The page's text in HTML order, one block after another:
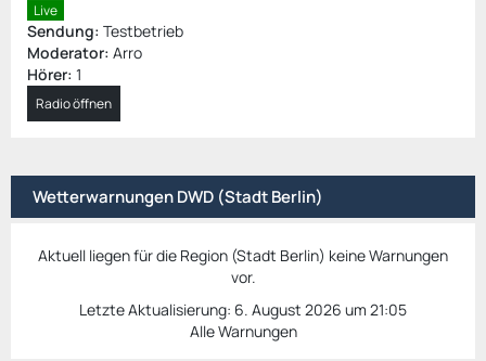
Live
Sendung: Testbetrieb
Moderator: Arro
Hörer: 1
Radio öffnen
Wetterwarnungen DWD (Stadt Berlin)
Aktuell liegen für die Region (Stadt Berlin) keine Warnungen
vor.
Letzte Aktualisierung: 6. August 2026 um 21:05
Alle Warnungen